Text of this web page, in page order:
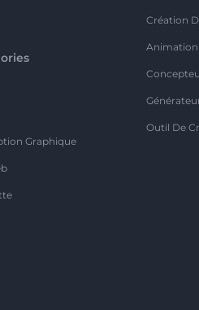
Graphique
Création
Outil De